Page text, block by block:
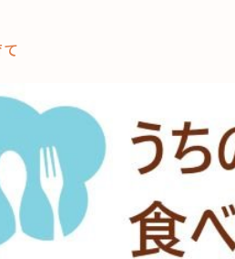
コト」
子育て
暮らし